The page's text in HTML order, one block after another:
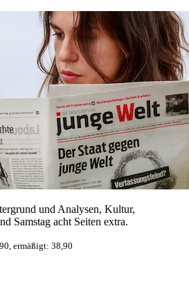
und Analysen, Kultur,
Samstag acht Seiten extra.
ermäßigt: 38,90